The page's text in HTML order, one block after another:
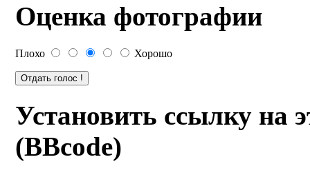
Оценка фотографии
Плохо Хорошо
Установить ссылку на
(BBcode)